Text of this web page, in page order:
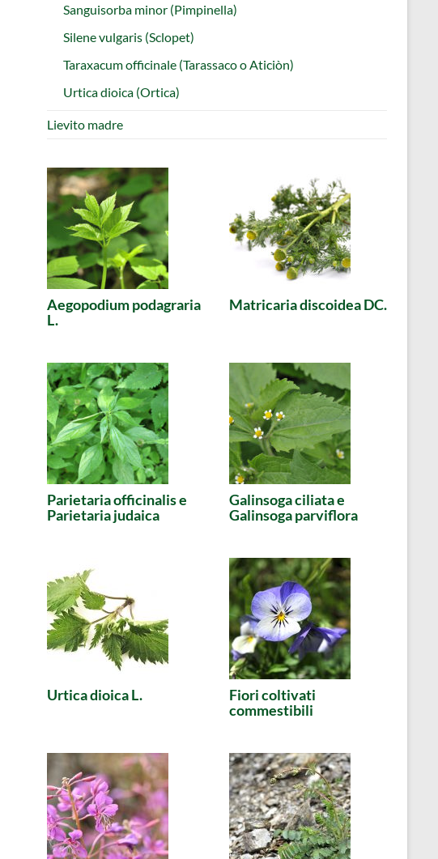
Sanguisorba minor (Pimpinella)
Silene vulgaris (Sclopet)
Taraxacum officinale (Tarassaco o Aticiòn)
Urtica dioica (Ortica)
Lievito madre
Aegopodium podagraria
L.
Matricaria discoidea DC.
Parietaria officinalis e
Parietaria judaica
Galinsoga ciliata e
Galinsoga parviflora
Urtica dioica L.
Fiori coltivati
commestibili